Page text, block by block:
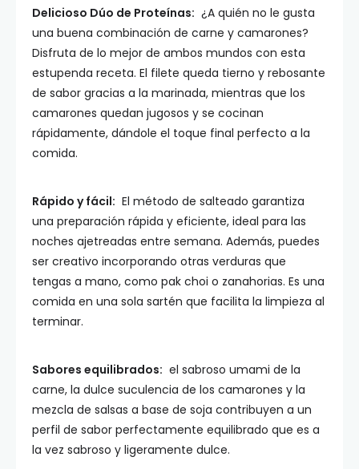
Delicioso Dúo de Proteínas: ¿A quién no le gusta
una buena combinación de carne y camarones?
Disfruta de lo mejor de ambos mundos con esta
estupenda receta. El filete queda tierno y rebosante
de sabor gracias a la marinada, mientras que los
camarones quedan jugosos y se cocinan
rápidamente, dándole el toque final perfecto a la
comida.
Rápido y fácil: El método de salteado garantiza
una preparación rápida y eficiente, ideal para las
noches ajetreadas entre semana. Además, puedes
ser creativo incorporando otras verduras que
tengas a mano, como pak choi o zanahorias. Es una
comida en una sola sartén que facilita la limpieza al
terminar.
Sabores equilibrados: el sabroso umami de la
carne, la dulce suculencia de los camarones y la
mezcla de salsas a base de soja contribuyen a un
perfil de sabor perfectamente equilibrado que es a
la vez sabroso y ligeramente dulce.